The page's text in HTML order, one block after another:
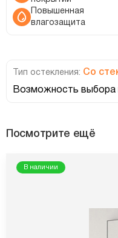
Повышенная
влагозащита
Тип остекления: Со
Возможность выбора
Посмотрите ещё
В наличии